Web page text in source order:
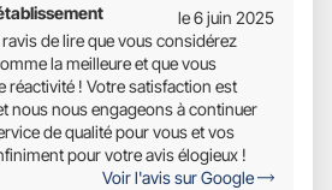
le 6 juin 2025
de lire que vous considérez
la meilleure et que vous
réactivité ! Votre satisfaction est
nous nous engageons à continuer
de qualité pour vous et vos
pour votre avis élogieux !
Voir l'avis sur Google